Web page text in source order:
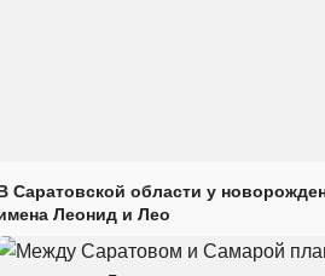
Саратовской области у
Леонид и Лео